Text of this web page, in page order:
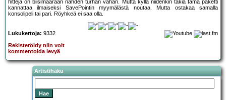
hittejä on biisimäärään nähden turhan vähän. Mutta kyllä niidenkin takia tämä paketti
kannattaa ilmaiseksi SavePointin myymälästä noutaa. Mutta ostakaa samalla
konsolipeli tai pari. Röyhkeä ei saa olla.
Lukukertoja: 9332
Rekisteröidy niin voit
kommentoida levyä
Artistihaku